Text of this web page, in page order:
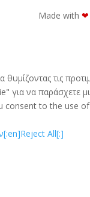
Made with ❤︎
τις
για να
to the
All[:]